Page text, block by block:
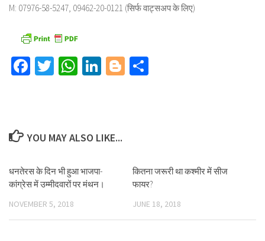
M: 07976-58-5247, 09462-20-0121 (सिर्फ वाट्सअप के लिए)
Facebook
TwitterWhatsApp
LinkedIn
Blogger
YOU MAY ALSO LIKE...
धनतेरस के दिन भी हुआ भाजपा-
कांग्रेस में उम्मीदवारों पर मंथन।
NOVEMBER 5, 2018
कितना जरूरी था कश्मीर में सीज
फायर?
JUNE 18, 2018